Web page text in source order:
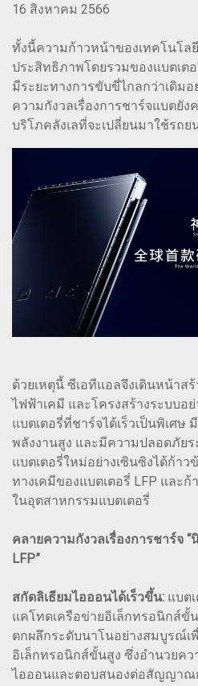
16 สิงหาคม 2566
ทั้งนี้ความก้าวหน้าของเทคโนโล
ประสิทธิภาพโดยรวมของแบตเต
มีระยะทางการขับขี่ไกลกว่าเดิม
ความกังวลเรื่องการชาร์จแบตยัง
บริโภคลังเลที่จะเปลี่ยนมาใช้รถย
ด้วยเหตุนี้ ซีเอทีแอลจึงเดินหน้าส
ไฟฟ้าเคมี และโครงสร้างระบบอ
แบตเตอรี่ที่ชาร์จได้เร็วเป็นพิเศ
พลังงานสูง และมีความปลอดภัยร
แบตเตอรี่ใหม่อย่างเซินซิงได้ก้า
ทางเคมีของแบตเตอรี่ LFP และ
ในอุตสาหกรรมแบตเตอรี่
คลายความกังวลเรื่องการชาร์จ
LFP”
สกัดลิเธียมไอออนได้เร็วขึ้น: แบต
แคโทดเครือข่ายอิเล็กทรอนิกส์ขั้
ตกผลึกระดับนาโนอย่างสมบูรณ์เ
อิเล็กทรอนิกส์ขั้นสูง ซึ่งอำนวยค
ไอออนและตอบสนองต่อสัญญาณก